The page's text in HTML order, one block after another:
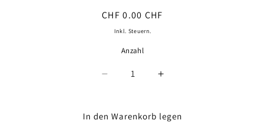
Normaler
Preis
CHF 0.00 CHF
Inkl. Steuern.
Anzahl
Anzahl
Verringere
für
Erhöhe
für
In den Warenkorb legen